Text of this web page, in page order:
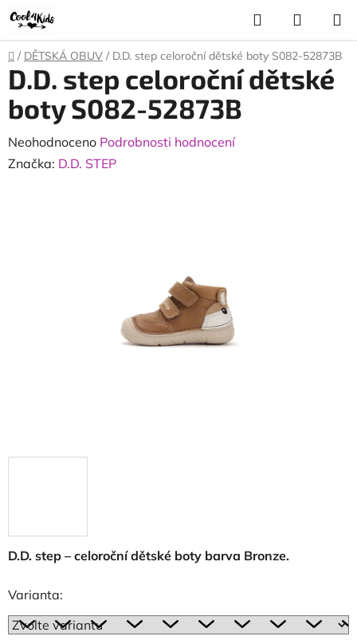
Přejít
na
obsah
Hledat
KOŠÍK
Domů
/ DĚTSKÁ OBUV / D.D. step celoroční dětské boty S082-52873B
D.D. step – celoroční dětské boty barva Bronze.
Varianta:
D.D. step celoroční dětské
boty S082-52873B
Průměrné
hodnocení
Neohodnoceno Podrobnosti hodnocení
Značka: D.D. STEP